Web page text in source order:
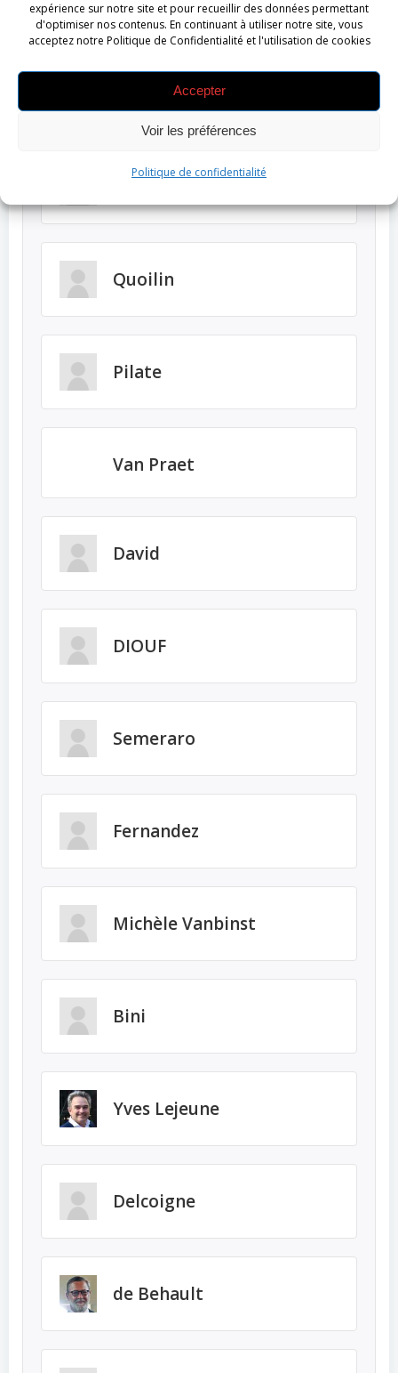
expérience sur notre site et pour recueillir des données permettant
d'optimiser nos contenus. En continuant à utiliser notre site, vous
acceptez notre Politique de Confidentialité et l'utilisation de cookies
Accepter
Voir les préférences
Politique de confidentialité
Informations des participants
ERWAN
Marcel Quintart
Quoilin
Pilate
Van Praet
David
DIOUF
Semeraro
Fernandez
Michèle Vanbinst
Bini
Yves Lejeune
Delcoigne
de Behault